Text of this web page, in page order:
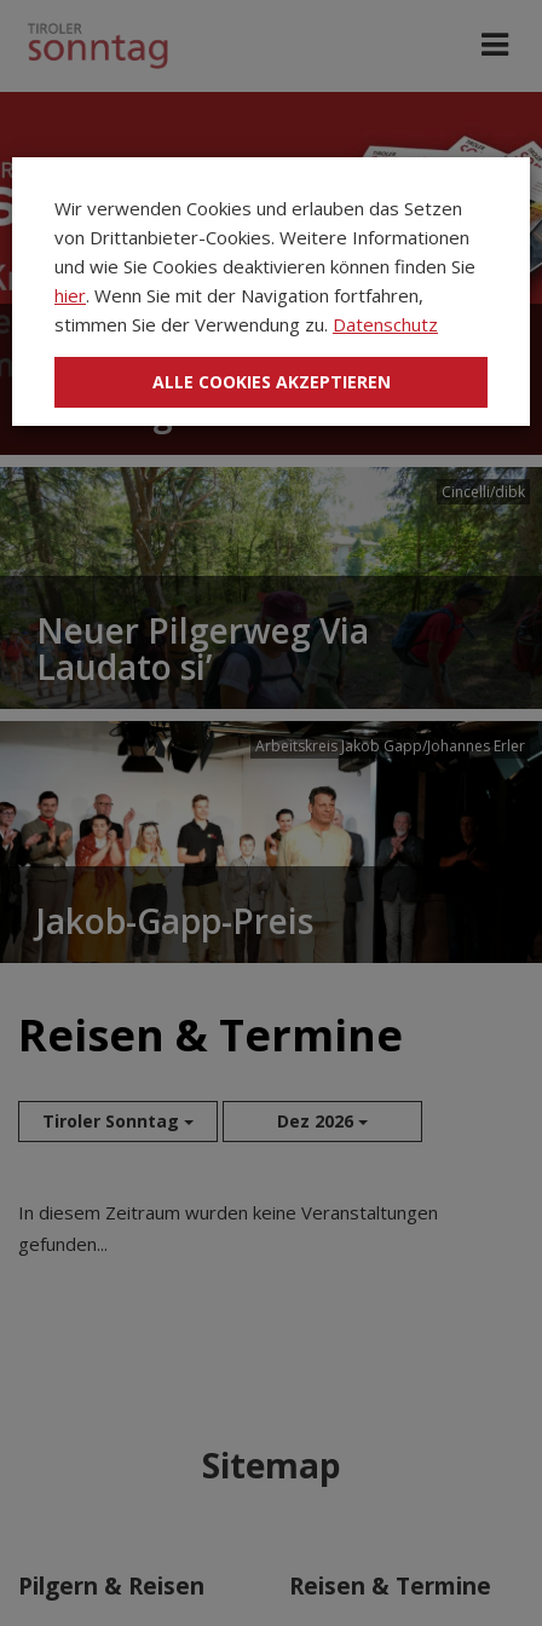
Die Kirchenzeitung Tiroler
Sonntag
Cincelli/dibk
Neuer Pilgerweg Via
Laudato si’
Arbeitskreis Jakob Gapp/Johannes Erler
Jakob-Gapp-Preis
Reisen & Termine
Tiroler Sonntag Dez 2026
Aug 2026
Apr 2027
Mai 2027
In diesem Zeitraum wurden keine Veranstaltungen
gefunden...
Sitemap
Pilgern & Reisen Reisen & Termine
Wir verwenden Cookies und erlauben das Setzen
von Drittanbieter-Cookies. Weitere Informationen
und wie Sie Cookies deaktivieren können finden Sie
hier. Wenn Sie mit der Navigation fortfahren,
stimmen Sie der Verwendung zu. Datenschutz
ALLE COOKIES AKZEPTIEREN